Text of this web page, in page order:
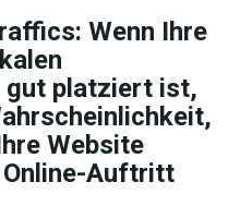
Wenn Ihre
gut platziert ist,
Website
Online-Auftritt